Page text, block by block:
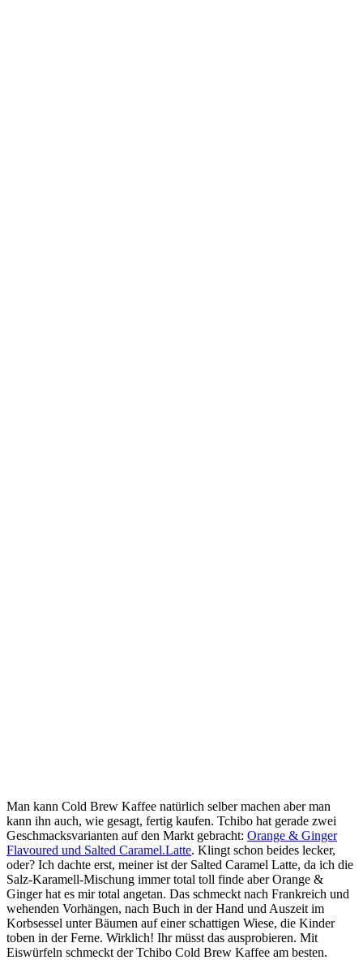
Man kann Cold Brew Kaffee natürlich selber machen aber man
kann ihn auch, wie gesagt, fertig kaufen. Tchibo hat gerade zwei
Geschmacksvarianten auf den Markt gebracht: Orange & Ginger
Flavoured und Salted Caramel.Latte. Klingt schon beides lecker,
oder? Ich dachte erst, meiner ist der Salted Caramel Latte, da ich die
Salz-Karamell-Mischung immer total toll finde aber Orange &
Ginger hat es mir total angetan. Das schmeckt nach Frankreich und
wehenden Vorhängen, nach Buch in der Hand und Auszeit im
Korbsessel unter Bäumen auf einer schattigen Wiese, die Kinder
toben in der Ferne. Wirklich! Ihr müsst das ausprobieren. Mit
Eiswürfeln schmeckt der Tchibo Cold Brew Kaffee am besten.